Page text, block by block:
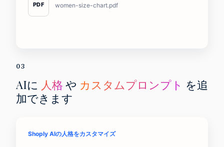
PDF women-size-chart.pdf
03
AIに 人格 や カスタムプロンプト を追
加できます
Shoply AIの人格をカスタマイズ